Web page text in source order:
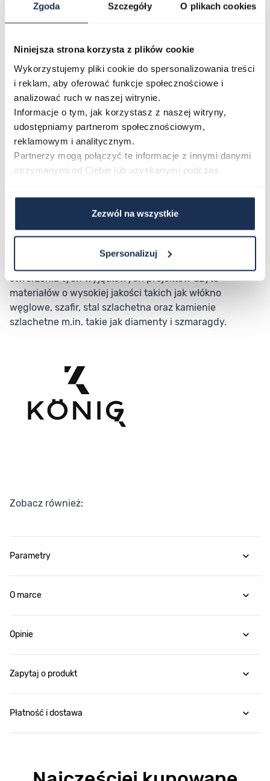
Zgoda Szczegóły O plikach cookies
Niniejsza strona korzysta z plików cookie
Wykorzystujemy pliki cookie do spersonalizowania treści
i reklam, aby oferować funkcje społecznościowe i
analizować ruch w naszej witrynie.
Informacje o tym, jak korzystasz z naszej witryny,
udostępniamy partnerom społecznościowym,
reklamowym i analitycznym.
Partnerzy mogą połączyć te informacje z innymi danymi
otrzymanymi od Ciebie lub uzyskanymi podczas
Zezwól na wszystkie
Spersonalizuj
Koperta ze stali szlachetnej, zaprezentowana na
srebrnej bransolecie z tego samego materiału, nadaje
czasomierzowi aurę solidności i trwałości.
Przezroczysty dekiel umożliwi Ci obserwację pracy
mechanizmu.
W zestawie z zegarkiem znajdziesz:
- oryginalne pudełko
- 2-letnią gwarancję
- instrukcję obsługi
Zegarki Koenig cechuje niemiecka produkcja oraz
szwajcarski mechanizm. Marka Koenig to gwarancja
stworzenia tych wyjątkowych projektów użyto
materiałów o wysokiej jakości takich jak włókno
węglowe, szafir, stal szlachetna oraz kamienie
szlachetne m.in. takie jak diamenty i szmaragdy.
Zobacz również:
Parametry
O marce
Opinie
Zapytaj o produkt
Płatność i dostawa